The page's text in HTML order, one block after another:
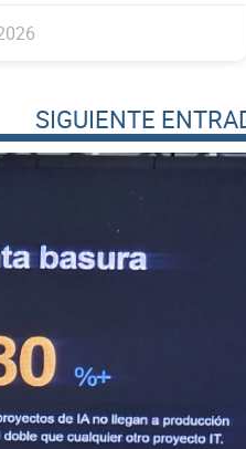
SIGUIENTE